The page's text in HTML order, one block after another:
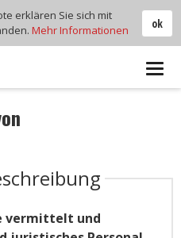
vermittelt und
ok
erklären Sie sich mit
Mehr Informationen